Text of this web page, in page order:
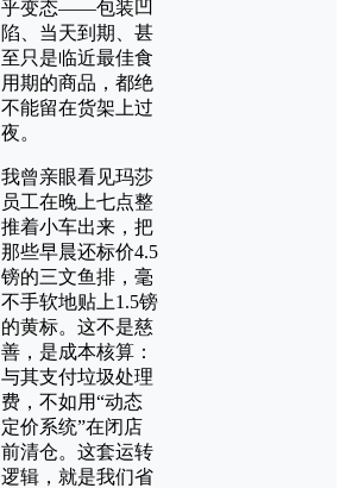
乎变态——包装凹
陷、当天到期、甚
至只是临近最佳食
用期的商品，都绝
不能留在货架上过
夜。
我曾亲眼看见玛莎
员工在晚上七点整
推着小车出来，把
那些早晨还标价4.5
镑的三文鱼排，毫
不手软地贴上1.5镑
的黄标。这不是慈
善，是成本核算：
与其支付垃圾处理
费，不如用“动态
定价系统”在闭店
前清仓。这套运转
逻辑，就是我们省